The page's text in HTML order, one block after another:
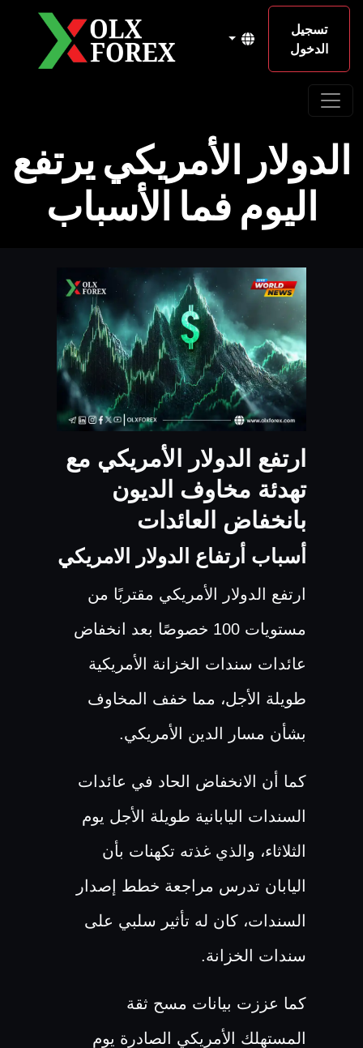
تسجيل
الدخول
الدولار الأمريكي يرتفع
اليوم فما الأسباب
ارتفع الدولار الأمريكي مع
تهدئة مخاوف الديون
بانخفاض العائدات
أسباب أرتفاع الدولار الامريكي
ارتفع الدولار الأمريكي مقتربًا من
مستويات 100 خصوصًا بعد انخفاض
عائدات سندات الخزانة الأمريكية
طويلة الأجل، مما خفف المخاوف
بشأن مسار الدين الأمريكي.
كما أن الانخفاض الحاد في عائدات
السندات اليابانية طويلة الأجل يوم
الثلاثاء، والذي غذته تكهنات بأن
اليابان تدرس مراجعة خطط إصدار
السندات، كان له تأثير سلبي على
سندات الخزانة.
كما عززت بيانات مسح ثقة
المستهلك الأمريكي الصادرة يوم